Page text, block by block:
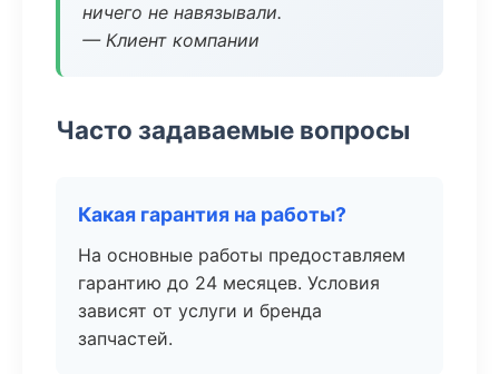
ничего не навязывали.
— Клиент компании
Часто задаваемые вопросы
Какая гарантия на работы?
На основные работы предоставляем
гарантию до 24 месяцев. Условия
зависят от услуги и бренда
запчастей.